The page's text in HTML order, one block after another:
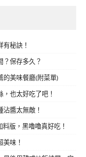
有秘訣！
？保存多久？
的美味餐廳(附菜單)
，也太好吃了吧！
沾醬太無敵！
版，黑嚕嚕真好吃！
美味！